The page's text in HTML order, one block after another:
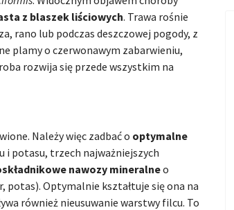
z blaszek liściowych. Trawa rośnie
rano lub podczas deszczowej pogody, z
plamy o czerwonawym zabarwieniu,
rozwija się przede wszystkim na
Należy więc zadbać o optymalne
i potasu, trzech najważniejszych
nawozy mineralneo
potas). Optymalnie kształtuje się ona na
również nieusuwanie warstwy filcu. To